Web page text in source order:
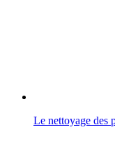
Le nettoyage des